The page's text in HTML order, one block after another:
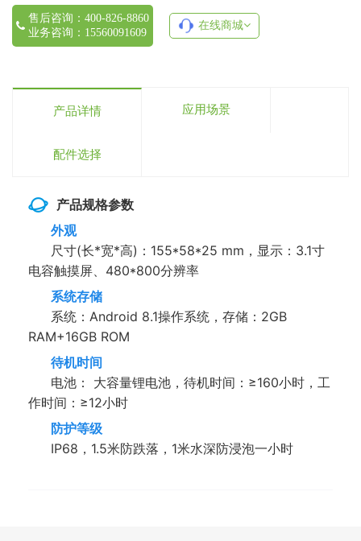
售后咨询：400-826-8860
业务咨询：15560091609
在线商城
产品详情 应用场景
配件选择
产品规格参数
外观
尺寸(长*宽*高)：155*58*25 mm，显示：3.1寸
电容触摸屏、480*800分辨率
系统存储
系统：Android 8.1操作系统，存储：2GB
RAM+16GB ROM
待机时间
电池： 大容量锂电池，待机时间：≥160小时，工
作时间：≥12小时
防护等级
IP68，1.5米防跌落，1米水深防浸泡一小时